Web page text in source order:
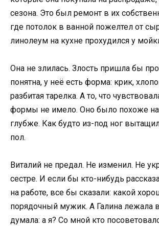
сезона. Это был ремонт в их
где потолок в ванной пожелтел от
линолеум на кухне прохудился у
Она не злилась. Злость пришла бы
понятна, у неё есть форма: крик,
разбитая тарелка. А то, что
формы не имело. Оно было похоже на
глубже. Как будто из-под ног
пол.
Виталий не предал. Не изменил. Не
сестре. И если бы кто-нибудь
на работе, все бы сказали: какой
порядочный мужик. А Галина лежала
думала: а я? Со мной кто